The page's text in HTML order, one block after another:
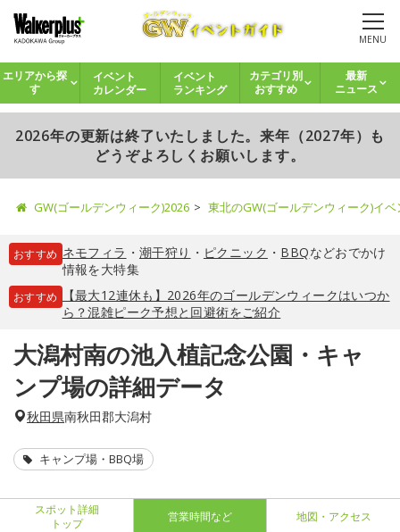
MENU
エリアから探
す
イベント
カレンダー
イベント
ランキング
カテゴリ別
おすすめ
最新
ニュース
2026年の更新は終了いたしました。来年（2027年）も
どうぞよろしくお願いします。
GW(ゴールデンウィーク)2026 東北のGW(ゴールデンウィーク)イ
おすすめ ネモフィラ ・ 潮干狩り ・ ピクニック ・ BBQなどおでかけ
情報を大特集
おすすめ
【最大12連休も】2026年のゴールデンウィークはいつか
ら？混雑ピーク予想と回避術をご紹介
大潟村南の池入植記念公園・キャ
ンプ場の詳細データ
秋田県南秋田郡大潟村
キャンプ場・BBQ場
スポット詳細
トップ
営業時間など 地図・アクセス